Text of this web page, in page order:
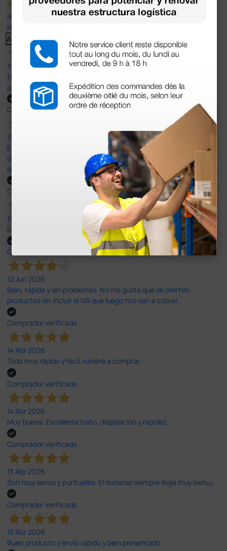
Nuestras reseñas de 4 y 5 estrellas.
Haga clic aquí para leerlos todos >
Anterior Siguiente
14 Jul 2026
todo correcto. podria señalar que un poco caro los portes y el
plazo de entrega se alarga.
Comprador verificado
13 Jul 2026
Es fácil hacer el pedido. El producto, bastante mas barato que en
otras plataformas de material médico. Pero el envío cuesta más
del doble que en cualquier otra empresa dentro de España.
Comprador verificado
13 Jul 2026
Excelente
Comprador verificado
12 Jun 2026
Bien, rápida y sin problemas. No me gusta que se oferten
productos sin incluir el IVA que luego nos van a cobrar.
Comprador verificado
14 Abr 2026
Todo muy rápido y fácil,volveré a comprar.
Comprador verificado
14 Abr 2026
Muy buena. Excelente trato, disposición y rapidez
Comprador verificado
13 Abr 2026
Son muy serios y puntuales. El material siempre llega muy bien¡¡¡
Comprador verificado
13 Abr 2026
Buen producto y envío rápido y bien presentado